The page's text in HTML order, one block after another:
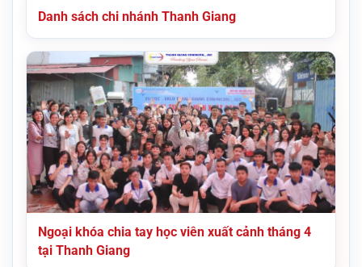
Danh sách chi nhánh Thanh Giang
Ngoại khóa chia tay học viên xuất cảnh tháng 4
tại Thanh Giang